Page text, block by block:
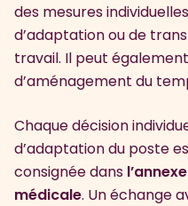
des mesures
d’adaptation ou de
travail. Il peut
d’aménagement du
Chaque décision
d’adaptation du poste
consignée dans
médicale. Un échange